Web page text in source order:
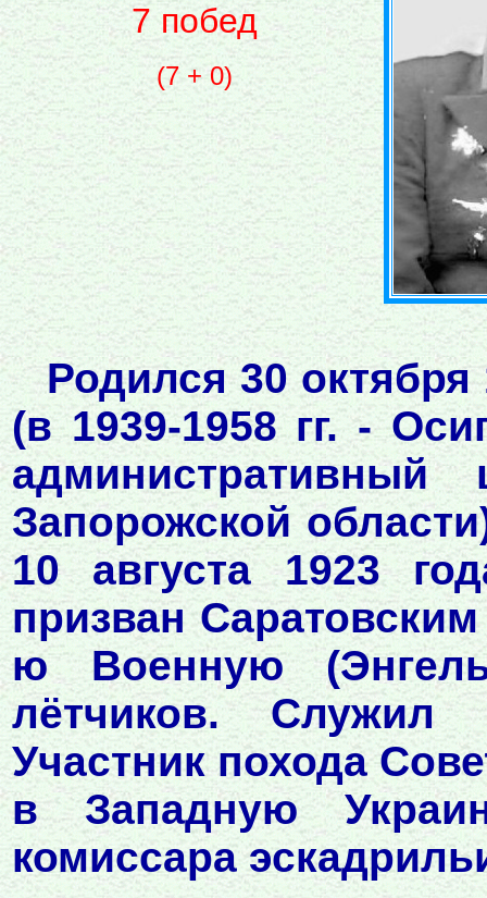
7 побед
(7 + 0)
Родился 30 октября
(в 1939-1958 гг. -
административный
Запорожской
10 августа 1923
призван
ю Военную
лётчиков.
Участник похода
в Западную
комиссара